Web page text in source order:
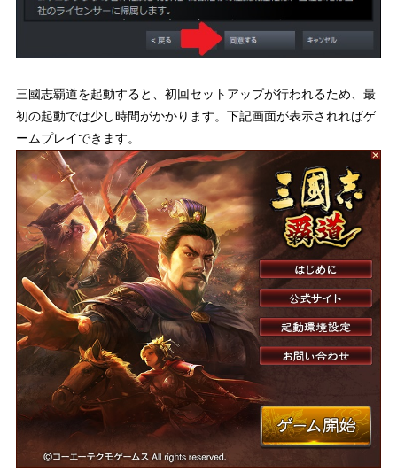
三國志覇道を起動すると、初回セットアップが行われるため、最
初の起動では少し時間がかかります。下記画面が表示されればゲ
ームプレイできます。